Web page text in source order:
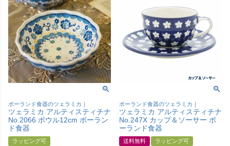
ポーランド食器のツェラミカ｜
ツェラミカ アルティスティチナ
No.2066 ボウル12cm ポーラン
ド食器
ラッピング可
ポーランド食器のツェラミカ｜
ツェラミカ アルティスティチナ
No.247X カップ＆ソーサー ポ
ーランド食器
送料無料 ラッピング可